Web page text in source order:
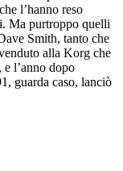
l’hanno reso
Ma purtroppo quelli
Smith, tanto che
alla Korg che
e l’anno dopo
guarda caso, lanciò